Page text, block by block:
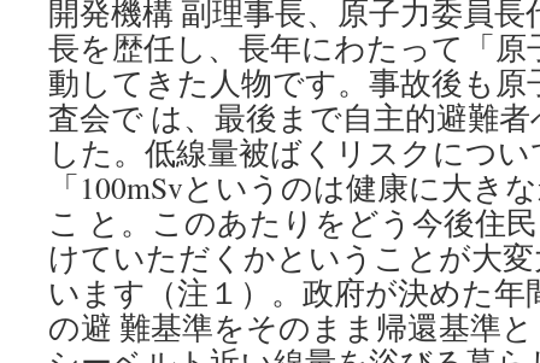
開発機構 副理事長、原子力委員
長を歴任し、長年にわたって「原
動してきた人物です。事故後も原
査会で は、最後まで自主的避難
した。低線量被ばくリスクにつ
「100mSvというのは健康に大き
こ と。このあたりをどう今後住
けていただくかということが大
います（注１）。政府が決めた
の避 難基準をそのまま帰還基準